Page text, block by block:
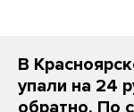
В
упали на 24
обратно. По